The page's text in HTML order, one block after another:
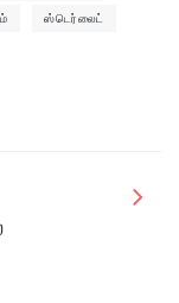
ஸ்டெர்லைட்